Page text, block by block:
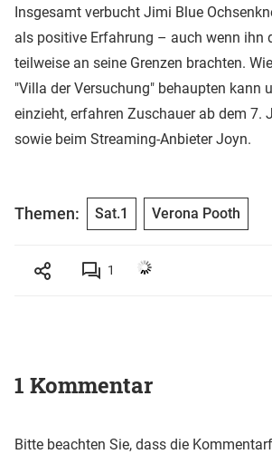
Insgesamt verbucht Jimi Blue
als positive Erfahrung – auch wenn ihn
teilweise an seine Grenzen brachten.
"Villa der Versuchung" behaupten kann
einzieht, erfahren Zuschauer ab dem 7.
sowie beim Streaming-Anbieter Joyn.
Themen: Sat.1 Verona Pooth
1
1 Kommentar
Bitte beachten Sie, dass die